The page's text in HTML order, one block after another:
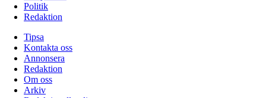
Politik
Redaktion
Tipsa
Kontakta oss
Annonsera
Redaktion
Om oss
Arkiv